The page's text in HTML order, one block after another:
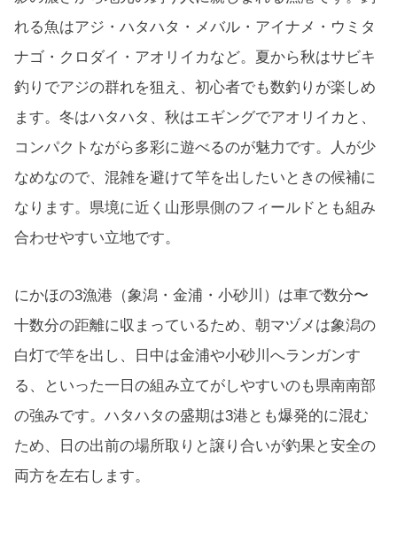
れる魚はアジ・ハタハタ・メバル・アイナメ・ウミタ
ナゴ・クロダイ・アオリイカなど。夏から秋はサビキ
釣りでアジの群れを狙え、初心者でも数釣りが楽しめ
ます。冬はハタハタ、秋はエギングでアオリイカと、
コンパクトながら多彩に遊べるのが魅力です。人が少
なめなので、混雑を避けて竿を出したいときの候補に
なります。県境に近く山形県側のフィールドとも組み
合わせやすい立地です。
にかほの3漁港（象潟・金浦・小砂川）は車で数分〜
十数分の距離に収まっているため、朝マヅメは象潟の
白灯で竿を出し、日中は金浦や小砂川へランガンす
る、といった一日の組み立てがしやすいのも県南南部
の強みです。ハタハタの盛期は3港とも爆発的に混む
ため、日の出前の場所取りと譲り合いが釣果と安全の
両方を左右します。